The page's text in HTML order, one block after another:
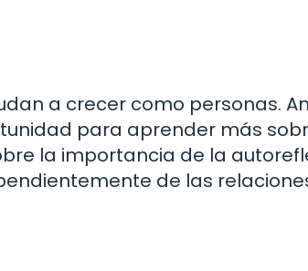
a crecer como personas.
para aprender más
la importancia de la
de las